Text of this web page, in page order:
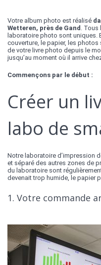
Votre album photo est réalisé
Wetteren, près de Gand . Tous
laboratoire photo sont uniques.
couverture, le papier, les
de votre livre photo depuis le
jusqu’au moment où il arrive
Commençons par le début :
Créer un
labo de
Notre laboratoire d’impression
et séparé des autres zones de
du laboratoire sont
devenait trop humide, le papier
1. Votre commande